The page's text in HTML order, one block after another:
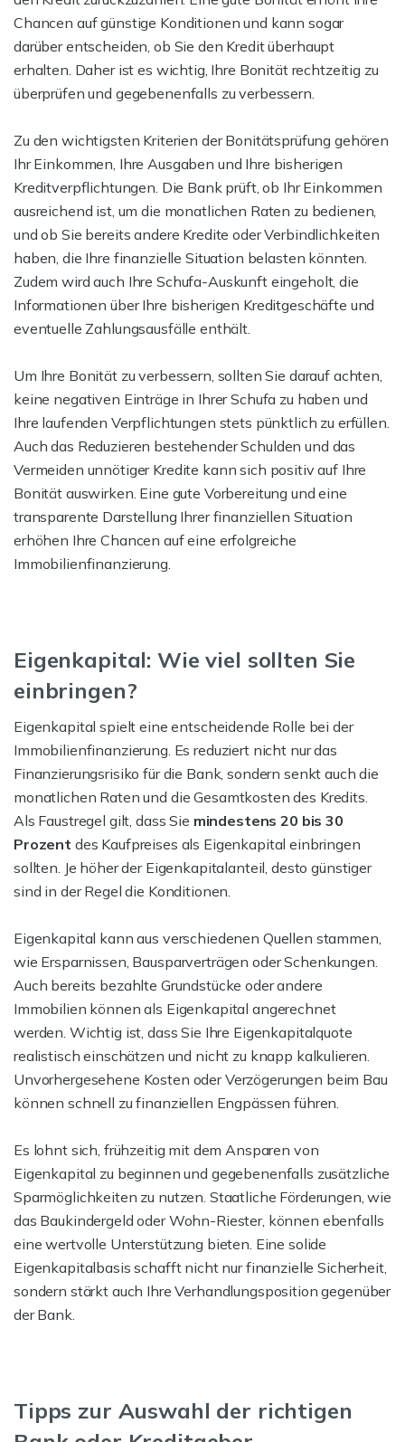
Chancen auf günstige Konditionen und kann sogar
darüber entscheiden, ob Sie den Kredit überhaupt
erhalten. Daher ist es wichtig, Ihre Bonität rechtzeitig zu
überprüfen und gegebenenfalls zu verbessern.
Zu den wichtigsten Kriterien der Bonitätsprüfung gehören
Ihr Einkommen, Ihre Ausgaben und Ihre bisherigen
Kreditverpflichtungen. Die Bank prüft, ob Ihr Einkommen
ausreichend ist, um die monatlichen Raten zu bedienen,
und ob Sie bereits andere Kredite oder Verbindlichkeiten
haben, die Ihre finanzielle Situation belasten könnten.
Zudem wird auch Ihre Schufa-Auskunft eingeholt, die
Informationen über Ihre bisherigen Kreditgeschäfte und
eventuelle Zahlungsausfälle enthält.
Um Ihre Bonität zu verbessern, sollten Sie darauf achten,
keine negativen Einträge in Ihrer Schufa zu haben und
Ihre laufenden Verpflichtungen stets pünktlich zu erfüllen.
Auch das Reduzieren bestehender Schulden und das
Vermeiden unnötiger Kredite kann sich positiv auf Ihre
Bonität auswirken. Eine gute Vorbereitung und eine
transparente Darstellung Ihrer finanziellen Situation
erhöhen Ihre Chancen auf eine erfolgreiche
Immobilienfinanzierung.
Eigenkapital: Wie viel sollten Sie
einbringen?
Eigenkapital spielt eine entscheidende Rolle bei der
Immobilienfinanzierung. Es reduziert nicht nur das
Finanzierungsrisiko für die Bank, sondern senkt auch die
monatlichen Raten und die Gesamtkosten des Kredits.
Als Faustregel gilt, dass Sie mindestens 20 bis 30
Prozent des Kaufpreises als Eigenkapital einbringen
sollten. Je höher der Eigenkapitalanteil, desto günstiger
sind in der Regel die Konditionen.
Eigenkapital kann aus verschiedenen Quellen stammen,
wie Ersparnissen, Bausparverträgen oder Schenkungen.
Auch bereits bezahlte Grundstücke oder andere
Immobilien können als Eigenkapital angerechnet
werden. Wichtig ist, dass Sie Ihre Eigenkapitalquote
realistisch einschätzen und nicht zu knapp kalkulieren.
Unvorhergesehene Kosten oder Verzögerungen beim Bau
können schnell zu finanziellen Engpässen führen.
Es lohnt sich, frühzeitig mit dem Ansparen von
Eigenkapital zu beginnen und gegebenenfalls zusätzliche
Sparmöglichkeiten zu nutzen. Staatliche Förderungen, wie
das Baukindergeld oder Wohn-Riester, können ebenfalls
eine wertvolle Unterstützung bieten. Eine solide
Eigenkapitalbasis schafft nicht nur finanzielle Sicherheit,
sondern stärkt auch Ihre Verhandlungsposition gegenüber
der Bank.
Tipps zur Auswahl der richtigen